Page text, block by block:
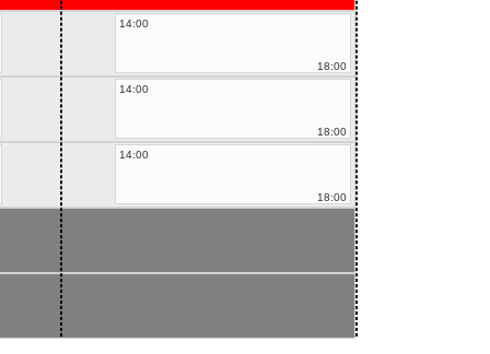
14:00
18:00
14:00
18:00
14:00
18:00